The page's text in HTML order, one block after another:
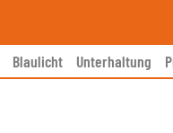
Blaulicht Unterhaltung